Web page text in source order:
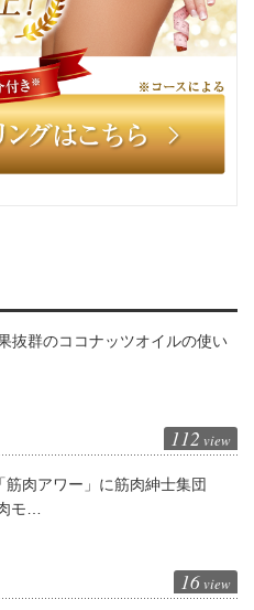
抜群のココナッツオイルの使い
112 view
筋肉アワー」に筋肉紳士集団
モ…
16 view